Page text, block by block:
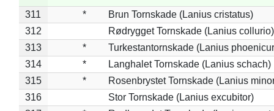
311 *
Brun Tornskade (Lanius cristatus)
312
Rødrygget Tornskade (Lanius collurio)
313
*
Turkestantornskade (Lanius
314
*
Langhalet Tornskade (Lanius schach)
315
*
Rosenbrystet Tornskade (Lanius
316
Stor Tornskade (Lanius excubitor)